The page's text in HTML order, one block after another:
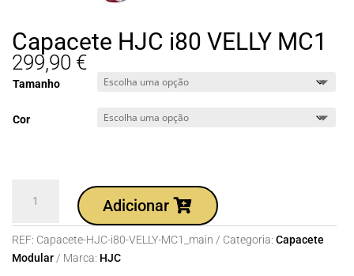
Capacete HJC i80 VELLY MC1
299,90 €
Tamanho
Cor
Capacete
HJC
i80
Adicionar
REF: Capacete-HJC-i80-VELLY-MC1_main Categoria: Capacete
Modular
Marca: HJC